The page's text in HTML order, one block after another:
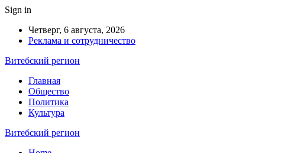
Sign in
Четверг, 6 августа, 2026
Реклама и сотрудничество
Витебский регион
Главная
Общество
Политика
Культура
Витебский регион